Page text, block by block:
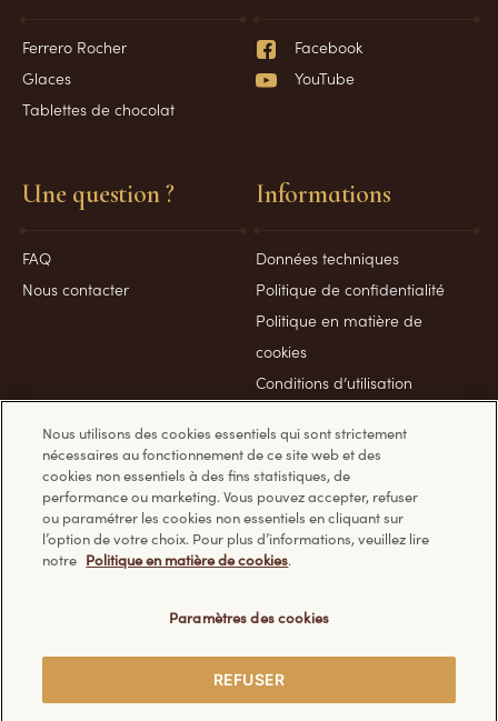
Ferrero Rocher
Glaces
Tablettes de chocolat
Une question ?
FAQ
Nous contacter
Informations
Données techniques
Politique de confidentialité
Politique en matière de
cookies
Conditions d’utilisation
Facebook
YouTube
© Ferrero 2026. Tous droits réservés.
Découvrez les autres sites Ferrero :
Nous utilisons des cookies essentiels qui sont strictement
nécessaires au fonctionnement de ce site web et des
cookies non essentiels à des fins statistiques, de
performance ou marketing. Vous pouvez accepter, refuser
ou paramétrer les cookies non essentiels en cliquant sur
l’option de votre choix. Pour plus d’informations, veuillez lire
notre Politique en matière de cookies.
Paramètres des cookies
REFUSER